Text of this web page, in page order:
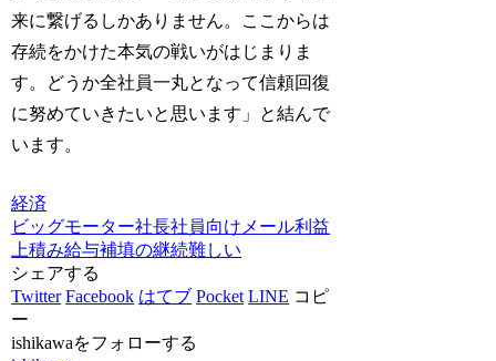
来に繋げるしかありません。ここからは
存続をかけた本気の戦いがはじまりま
す。どうか全社員一丸となって信頼回復
に努めていきたいと思います」と結んで
います。
経済
ビッグモーター社長社員向けメール利益
上積み給与補填の継続難しい
シェアする
Twitter Facebook はてブ Pocket LINE コピ
ー
ishikawaをフォローする